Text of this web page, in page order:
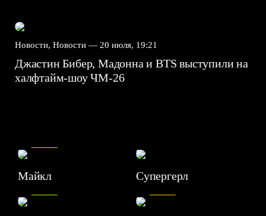
Новости, Новости — 20 июля, 19:21
Джастин Бибер, Мадонна и BTS выступили на
халфтайм-шоу ЧМ-26
Майкл Супергерл
7.1